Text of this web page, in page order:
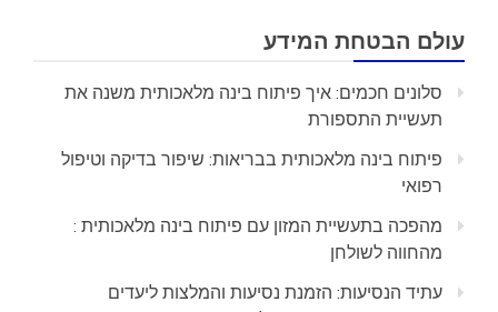
עולם הבטחת המידע
סלונים חכמים: איך פיתוח בינה מלאכותית משנה את
תעשיית התספורת
פיתוח בינה מלאכותית בבריאות: שיפור בדיקה וטיפול
רפואי
מהפכה בתעשיית המזון עם פיתוח בינה מלאכותית :
מהחווה לשולחן
עתיד הנסיעות: הזמנת נסיעות והמלצות ליעדים